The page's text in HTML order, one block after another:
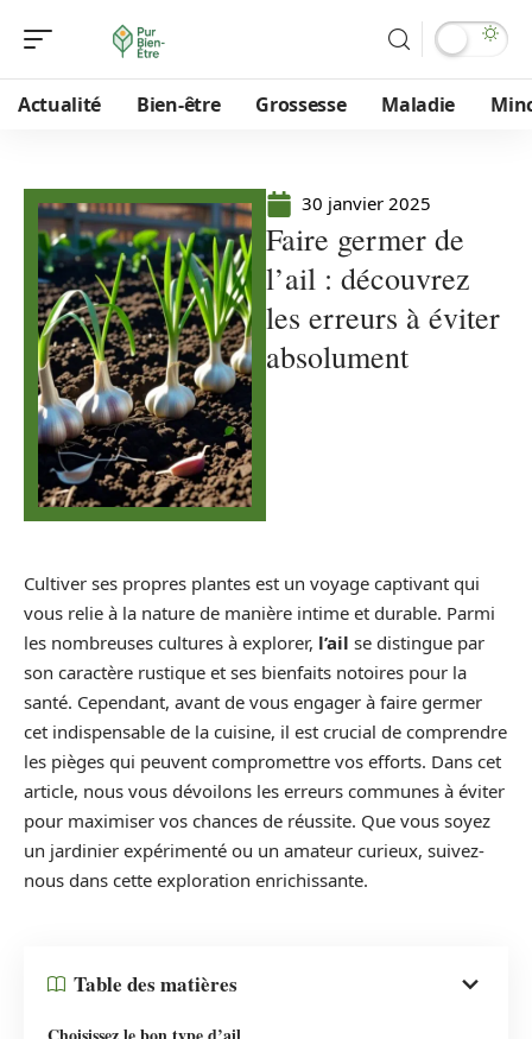
Actualité Bien-être Grossesse Maladie
30 janvier 2025
Faire germer de
l’ail : découvrez
les erreurs à éviter
absolument
Cultiver ses propres plantes est un voyage captivant qui
vous relie à la nature de manière intime et durable. Parmi
les nombreuses cultures à explorer, l’ail se distingue par
son caractère rustique et ses bienfaits notoires pour la
santé. Cependant, avant de vous engager à faire germer
cet indispensable de la cuisine, il est crucial de comprendre
les pièges qui peuvent compromettre vos efforts. Dans cet
article, nous vous dévoilons les erreurs communes à éviter
pour maximiser vos chances de réussite. Que vous soyez
un jardinier expérimenté ou un amateur curieux, suivez-
nous dans cette exploration enrichissante.
Table des matières